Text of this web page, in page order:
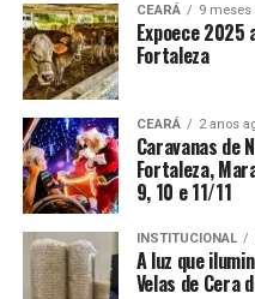
CEARÁ 9 meses
Expoece 2025
Fortaleza
CEARÁ 2 anos
Caravanas de
Fortaleza,
9, 10 e 11/11
INSTITUCIONAL
A luz que
Velas de Cera